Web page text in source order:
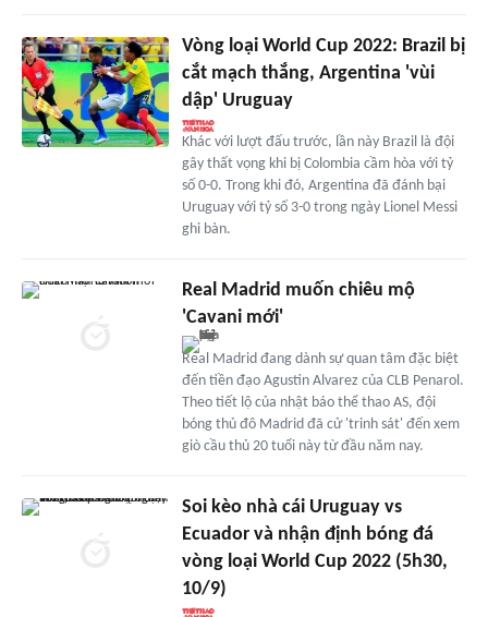
Vòng loại World Cup 2022: Brazil bị
cắt mạch thắng, Argentina 'vùi
dập' Uruguay
Khác với lượt đấu trước, lần này Brazil là đội
gây thất vọng khi bị Colombia cầm hòa với tỷ
số 0-0. Trong khi đó, Argentina đã đánh bại
Uruguay với tỷ số 3-0 trong ngày Lionel Messi
ghi bàn.
Real Madrid muốn chiêu mộ
'Cavani mới'
Real Madrid đang dành sự quan tâm đặc biệt
đến tiền đạo Agustin Alvarez của CLB Penarol.
Theo tiết lộ của nhật báo thể thao AS, đội
bóng thủ đô Madrid đã cử 'trinh sát' đến xem
giò cầu thủ 20 tuổi này từ đầu năm nay.
Soi kèo nhà cái Uruguay vs
Ecuador và nhận định bóng đá
vòng loại World Cup 2022 (5h30,
10/9)